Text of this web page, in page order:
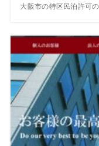
大阪市の特区民泊許可